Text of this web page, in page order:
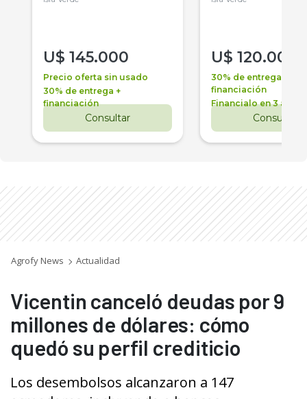
U$ 145.000
Precio oferta sin usado
30% de entrega +
financiación
Consultar
U$ 120.000
30% de entrega +
financiación
Financialo en 3 años
Consultar
Agrofy News Actualidad
Vicentin canceló deudas por 9
millones de dólares: cómo
quedó su perfil crediticio
Los desembolsos alcanzaron a 147